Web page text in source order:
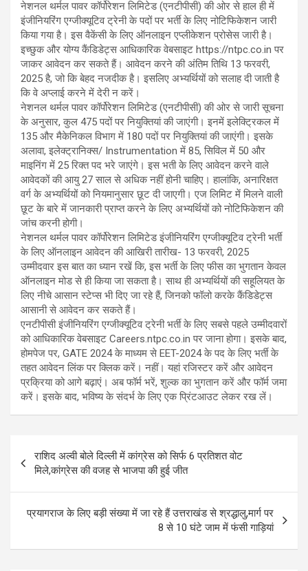
नेशनल थर्मल पावर कॉर्पोरेशन लिमिटेड (एनटीपीसी) की ओर से हाल ही में
इंजीनियरिंग एग्जीक्यूटिव ट्रेनी के पदों पर भर्ती के लिए नोटिफिकेशन जारी
किया गया है। इस वैकेंसी के लिए ऑनलाइन एप्लीकेशन प्रोसेस जारी है।
इच्छुक और योग्य कैंडिडेट्स आधिकारिक वेबसाइट https://ntpc.co.in पर
जाकर आवेदन कर सकते हैं। आवेदन करने की अंतिम तिथि 13 फरवरी,
2025 है, जो कि बेहद नजदीक है। इसलिए अभ्यर्थियों को सलाह दी जाती है
कि वे अप्लाई करने में देरी न करें।
नेशनल थर्मल पावर कॉर्पोरेशन लिमिटेड (एनटीपीसी) की ओर से जारी सूचना
के अनुसार, कुल 475 पदों पर नियुक्तियां की जाएंगी। इनमें इलेक्ट्रिकल में
135 और मैकेनिकल विभाग में 180 पदों पर नियुक्तियां की जाएंगी। इसके
अलावा, इलेक्ट्रानिक्स/ Instrumentation में 85, सिविल में 50 और
माइनिंग में 25 रिक्त पद भरे जाएंगे। इस भती के लिए आवेदन करने वाले
आवेदकों की आयु 27 साल से अधिक नहीं होनी चाहिए। हालांकि, अनारिक्षत
वर्ग के अभ्यर्थियों को नियमानुसार छूट दी जाएगी। एज लिमिट में मिलने वाली
छूट के बारे में जानकारी प्राप्त करने के लिए अभ्यर्थियों को नोटिफिकेशन की
जांच करनी होगी।
नेशनल थर्मल पावर कॉर्पोरेशन लिमिटेड इंजीनियरिंग एग्जीक्यूटिव ट्रेनी भर्ती
के लिए ऑनलाइन आवेदन की आखिरी तारीख- 13 फरवरी, 2025
उम्मीदवार इस बात का ध्यान रखें कि, इस भर्ती के लिए फीस का भुगतान केवल
ऑनलाइन मोड से ही किया जा सकता है। साथ ही अभ्यर्थियों की सहूलियत के
लिए नीचे आसान स्टेप्स भी दिए जा रहे हैं, जिनको फॉलो करके कैंडिडेट्स
आसानी से आवेदन कर सकते हैं।
एनटीपीसी इंजीनियरिंग एग्जीक्यूटिव ट्रेनी भर्ती के लिए सबसे पहले उम्मीदवारों
को आधिकारिक वेबसाइट Careers.ntpc.co.in पर जाना होगा। इसके बाद,
होमपेज पर, GATE 2024 के माध्यम से EET-2024 के पद के लिए भर्ती के
तहत आवेदन लिंक पर क्लिक करें। नहीं। यहां रजिस्टर करें और आवेदन
प्रक्रिया को आगे बढ़ाएं। अब फॉर्म भरें, शुल्क का भुगतान करें और फॉर्म जमा
करें। इसके बाद, भविष्य के संदर्भ के लिए एक प्रिंटआउट लेकर रख लें।
navigation
राशिद अल्वी बोले दिल्ली में कांग्रेस को सिर्फ 6 प्रतिशत वोट
मिले,कांग्रेस की वजह से भाजपा की हुई जीत
प्रयागराज के लिए बड़ी संख्या में जा रहे हैं उत्तराखंड से श्रद्धालु,मार्ग पर
8 से 10 घंटे जाम में फंसी गाड़ियां